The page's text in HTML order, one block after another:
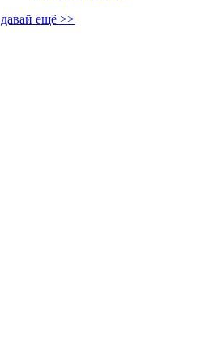
давай ещё >>